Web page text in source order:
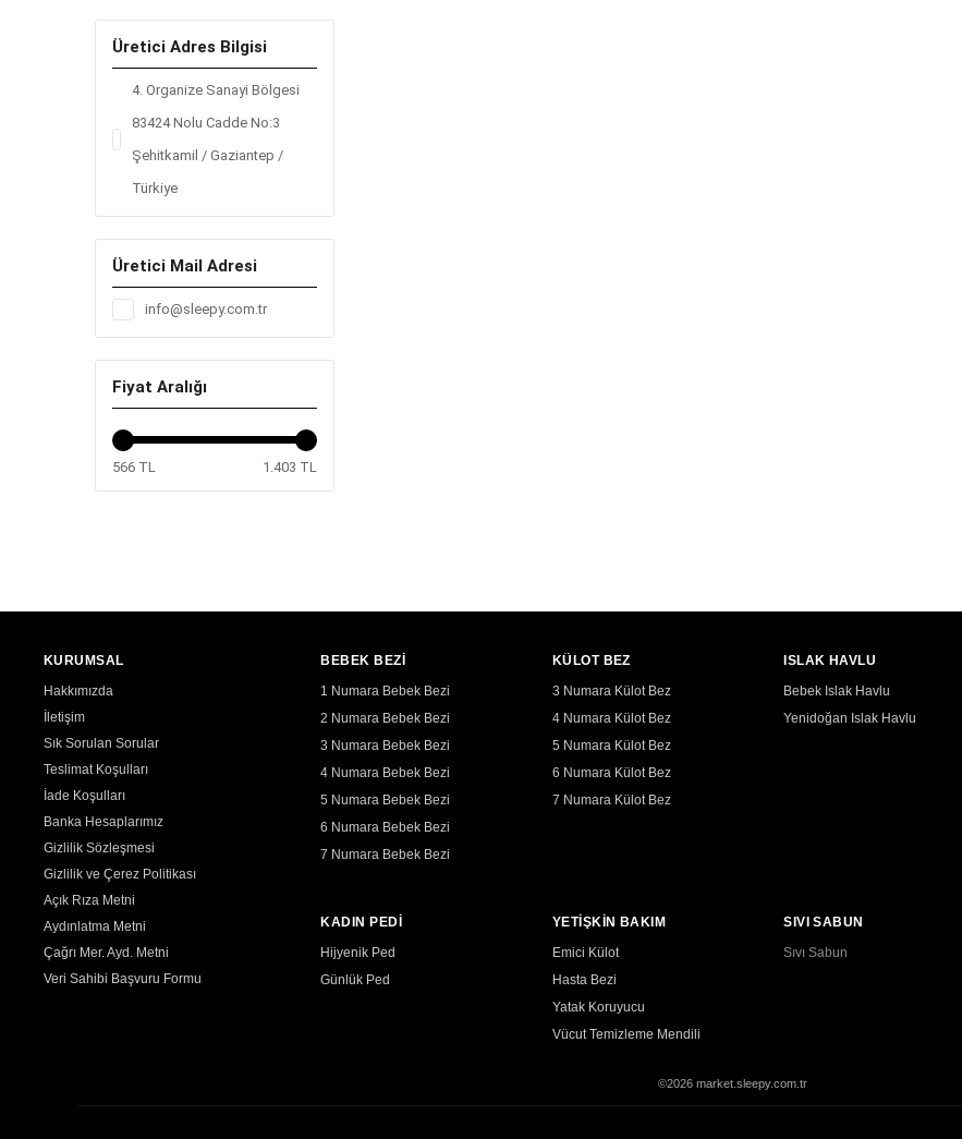
Üretici Adres Bilgisi
4. Organize Sanayi Bölgesi
83424 Nolu Cadde No:3
Şehitkamil / Gaziantep /
Türkiye
Üretici Mail Adresi
info@sleepy.com.tr
Fiyat Aralığı
566 TL 1.403 TL
KURUMSAL
Hakkımızda
İletişim
Sık Sorulan Sorular
Teslimat Koşulları
İade Koşulları
Banka Hesaplarımız
Gizlilik Sözleşmesi
Gizlilik ve Çerez Politikası
Açık Rıza Metni
Aydınlatma Metni
Çağrı Mer. Ayd. Metni
Veri Sahibi Başvuru Formu
BEBEK BEZİ
1 Numara Bebek Bezi
2 Numara Bebek Bezi
3 Numara Bebek Bezi
4 Numara Bebek Bezi
5 Numara Bebek Bezi
6 Numara Bebek Bezi
7 Numara Bebek Bezi
KÜLOT BEZ
3 Numara Külot Bez
4 Numara Külot Bez
5 Numara Külot Bez
6 Numara Külot Bez
7 Numara Külot Bez
ISLAK HAVLU
Bebek Islak Havlu
Yenidoğan Islak Havlu
KADIN PEDİ
Hijyenik Ped
Günlük Ped
YETİŞKİN BAKIM
Emici Külot
Hasta Bezi
Yatak Koruyucu
Vücut Temizleme Mendili
SIVI SABUN
Sıvı Sabun
©2026 market.sleepy.com.tr